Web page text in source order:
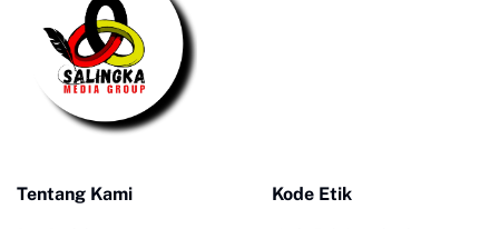
Tentang Kami Kode Etik